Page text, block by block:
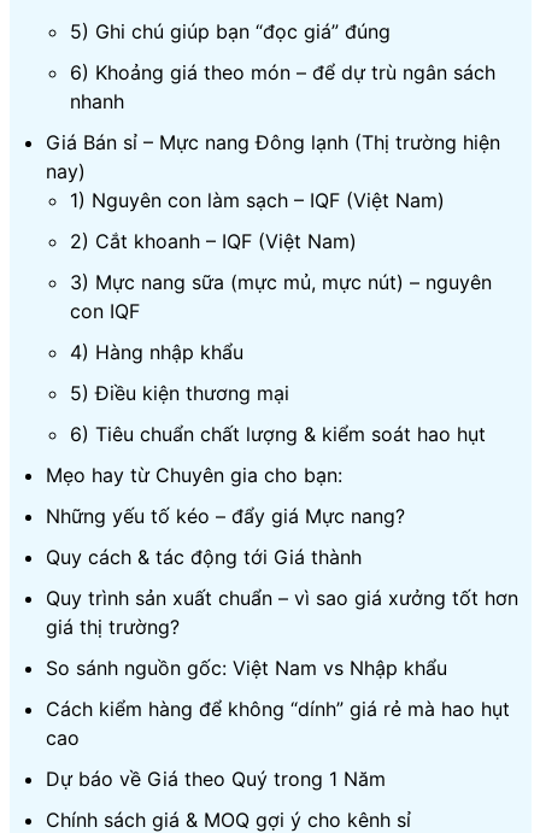
5) Ghi chú giúp bạn “đọc giá” đúng
6) Khoảng giá theo món – để dự trù ngân sách
nhanh
Giá Bán sỉ – Mực nang Đông lạnh (Thị trường hiện
nay)
1) Nguyên con làm sạch – IQF (Việt Nam)
2) Cắt khoanh – IQF (Việt Nam)
3) Mực nang sữa (mực mủ, mực nút) – nguyên
con IQF
4) Hàng nhập khẩu
5) Điều kiện thương mại
6) Tiêu chuẩn chất lượng & kiểm soát hao hụt
Mẹo hay từ Chuyên gia cho bạn:
Những yếu tố kéo – đẩy giá Mực nang?
Quy cách & tác động tới Giá thành
Quy trình sản xuất chuẩn – vì sao giá xưởng tốt hơn
giá thị trường?
So sánh nguồn gốc: Việt Nam vs Nhập khẩu
Cách kiểm hàng để không “dính” giá rẻ mà hao hụt
cao
Dự báo về Giá theo Quý trong 1 Năm
Chính sách giá & MOQ gợi ý cho kênh sỉ